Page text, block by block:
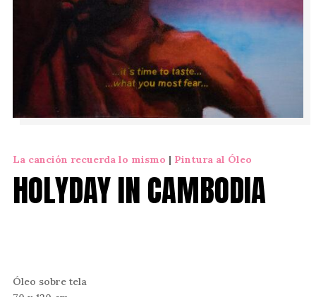
La canción recuerda lo mismo | Pintura al Óleo
HOLYDAY IN CAMBODIA
Óleo sobre tela